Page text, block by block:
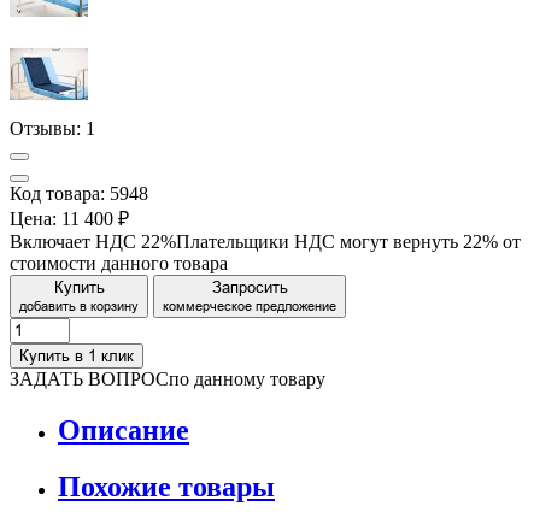
Отзывы: 1
Код товара: 5948
Цена: 11 400 ₽
Включает НДС 22%Плательщики НДС могут вернуть 22% от
стоимости данного товара
Купить
добавить в корзину
Запросить
коммерческое предложение
Купить в 1 клик
ЗАДАТЬ ВОПРОСпо данному товару
Описание
Похожие товары